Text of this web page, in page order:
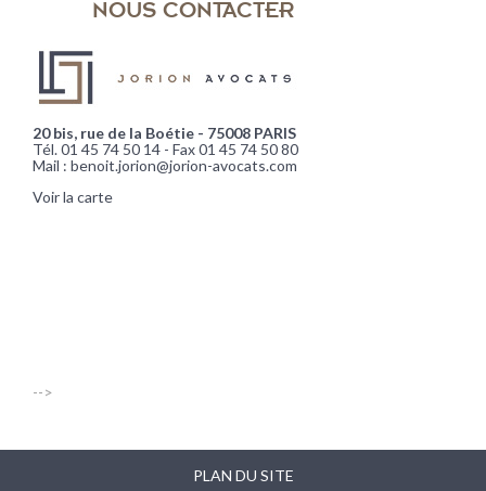
NOUS CONTACTER
20 bis, rue de la Boétie - 75008 PARIS
Tél. 01 45 74 50 14 - Fax 01 45 74 50 80
Mail : benoit.jorion@jorion-avocats.com
Voir la carte
-->
PLAN DU SITE